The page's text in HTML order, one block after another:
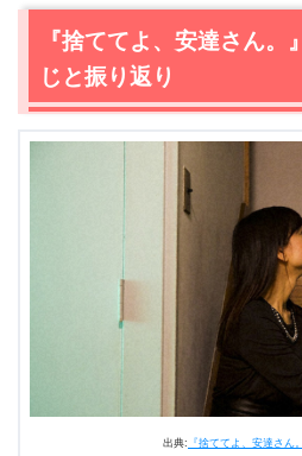
【ネタバレ】『捨ててよ、安
じ・感想
2.1キッチンペーパーのストック
10年後の私に聞いてみたい
安達祐実は誰のもの？
北村匠海登場
ドラマが決まりました。
『捨ててよ、安達さん。』第
『捨ててよ、安達さん
じと振り返り
出典: 『捨ててよ、安達さん